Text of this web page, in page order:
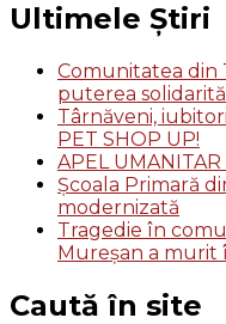
Ultimele Știri
Comunitatea din
puterea
Târnăveni,
PET SHOP UP!
APEL
Școala Primară
modernizată
Tragedie în
Mureșan a murit
Caută în site